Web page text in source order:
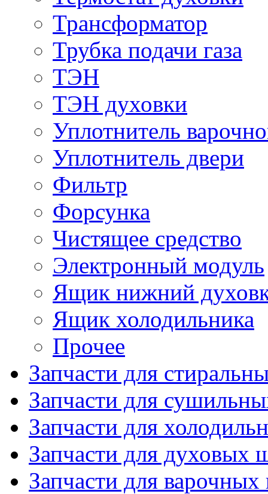
Трансформатор
Трубка подачи газа
ТЭН
ТЭН духовки
Уплотнитель
Уплотнитель двери
Фильтр
Форсунка
Чистящее средство
Электронный модуль
Ящик нижний
Ящик холодильника
Прочее
Запчасти для
Запчасти для
Запчасти для
Запчасти для духовых
Запчасти для варочных